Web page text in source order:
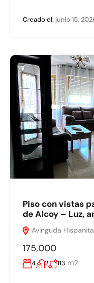
Creado el: junio 15,
Piso con vistas
de Alcoy – Luz,
Avinguda
175,000
4 2 113 m2